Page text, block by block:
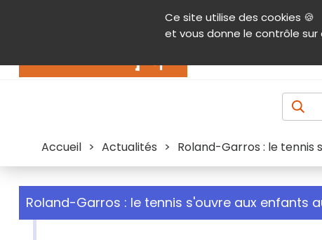
Ce site utilise des cookies 🍪
et vous donne le contrôle
Contenu Aide et accessibilité Menu
Accueil > Actualités > Roland-Garros : le tennis
Roland-Garros : le tennis s'ouvre aux enfants